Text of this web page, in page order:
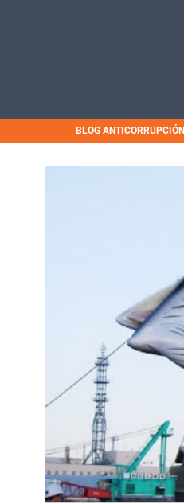
BLOG ANTICORRUPCIÓN